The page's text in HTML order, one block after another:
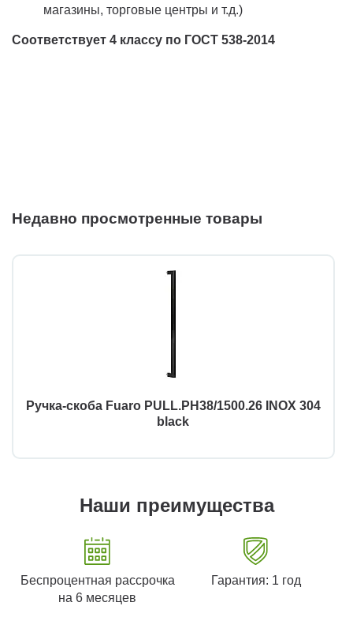
магазины, торговые центры и т.д.)
Соответствует 4 классу по ГОСТ 538-2014
Недавно просмотренные товары
Ручка-скоба Fuaro PULL.PH38/1500.26 INOX 304
black
Наши преимущества
Беспроцентная рассрочка
на 6 месяцев
Гарантия: 1 год